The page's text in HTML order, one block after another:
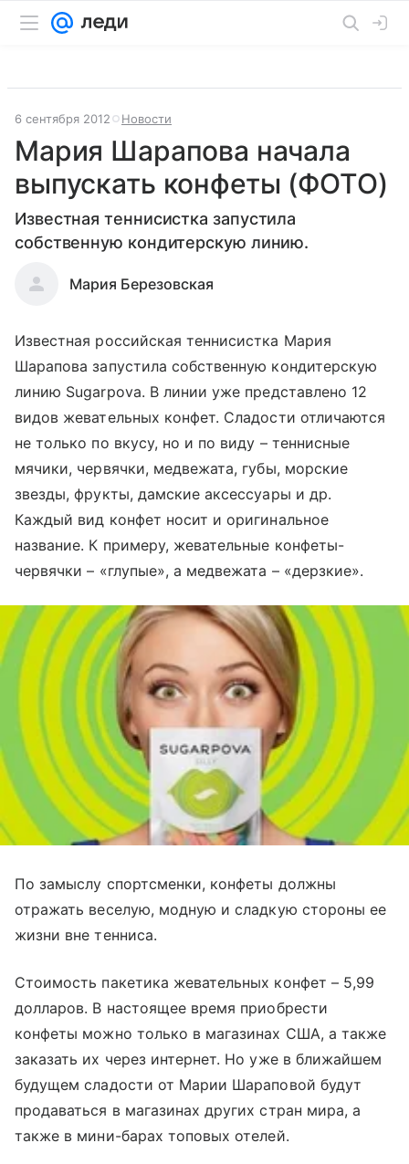
6 сентября 2012 Новости
Мария Шарапова начала
выпускать конфеты (ФОТО)
Известная теннисистка запустила
собственную кондитерскую линию.
Мария Березовская
Известная российская теннисистка Мария
Шарапова запустила собственную кондитерскую
линию Sugarpova. В линии уже представлено 12
видов жевательных конфет. Сладости отличаются
не только по вкусу, но и по виду – теннисные
мячики, червячки, медвежата, губы, морские
звезды, фрукты, дамские аксессуары и др.
Каждый вид конфет носит и оригинальное
название. К примеру, жевательные конфеты-
червячки – «глупые», а медвежата – «дерзкие».
По замыслу спортсменки, конфеты должны
отражать веселую, модную и сладкую стороны ее
жизни вне тенниса.
Стоимость пакетика жевательных конфет – 5,99
долларов. В настоящее время приобрести
конфеты можно только в магазинах США, а также
заказать их через интернет. Но уже в ближайшем
будущем сладости от Марии Шараповой будут
продаваться в магазинах других стран мира, а
также в мини-барах топовых отелей.